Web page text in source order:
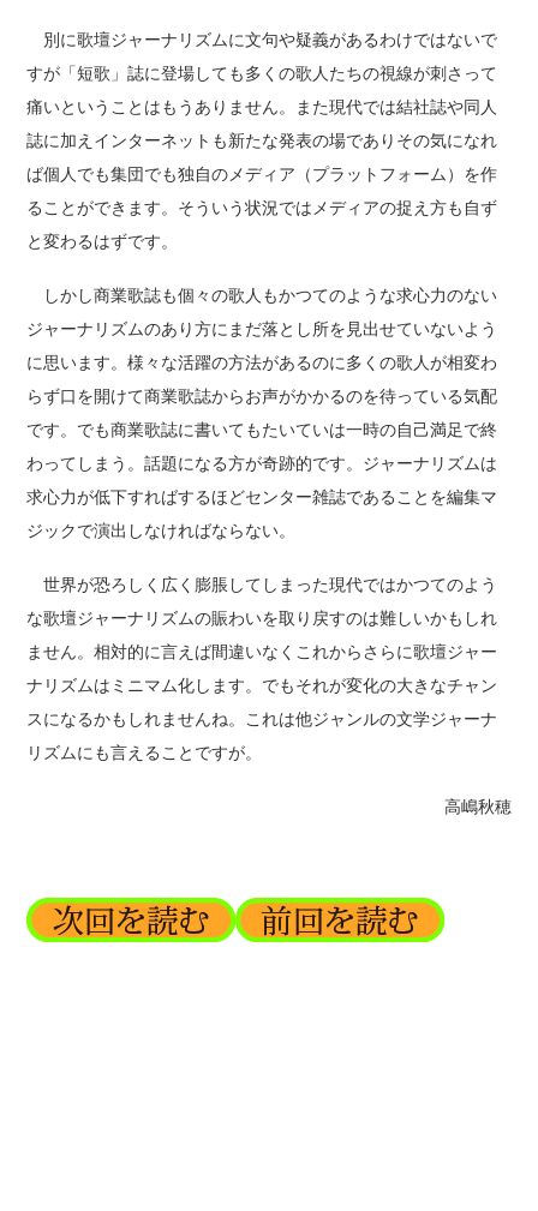
別に歌壇ジャーナリズムに文句や疑義があるわけではないで
すが「短歌」誌に登場しても多くの歌人たちの視線が刺さって
痛いということはもうありません。また現代では結社誌や同人
誌に加えインターネットも新たな発表の場でありその気になれ
ば個人でも集団でも独自のメディア（プラットフォーム）を作
ることができます。そういう状況ではメディアの捉え方も自ず
と変わるはずです。
しかし商業歌誌も個々の歌人もかつてのような求心力のない
ジャーナリズムのあり方にまだ落とし所を見出せていないよう
に思います。様々な活躍の方法があるのに多くの歌人が相変わ
らず口を開けて商業歌誌からお声がかかるのを待っている気配
です。でも商業歌誌に書いてもたいていは一時の自己満足で終
わってしまう。話題になる方が奇跡的です。ジャーナリズムは
求心力が低下すればするほどセンター雑誌であることを編集マ
ジックで演出しなければならない。
世界が恐ろしく広く膨脹してしまった現代ではかつてのよう
な歌壇ジャーナリズムの賑わいを取り戻すのは難しいかもしれ
ません。相対的に言えば間違いなくこれからさらに歌壇ジャー
ナリズムはミニマム化します。でもそれが変化の大きなチャン
スになるかもしれませんね。これは他ジャンルの文学ジャーナ
リズムにも言えることですが。
高嶋秋穂